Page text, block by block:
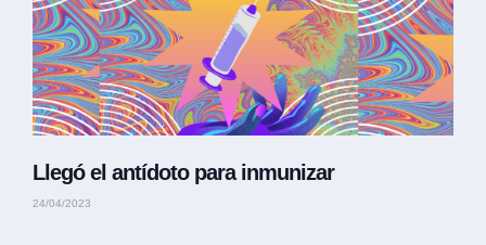
Llegó el antídoto para inmunizar
24/04/2023